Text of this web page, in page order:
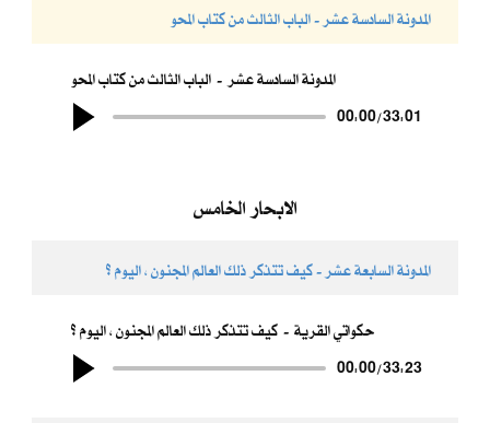
المدونة السادسة عشر - الباب الثالث من كتاب المحو
الباب الثالث من كتاب المحو المدونة السادسة عشر
00:00/33:01
الابحار الخامس
المدونة السابعة عشر - كيف تتذكر ذلك العالم المجنون ، اليوم ؟
كيف تتذكر ذلك العالم المجنون ، اليوم ؟ حكواتي القرية
00:00/33:23